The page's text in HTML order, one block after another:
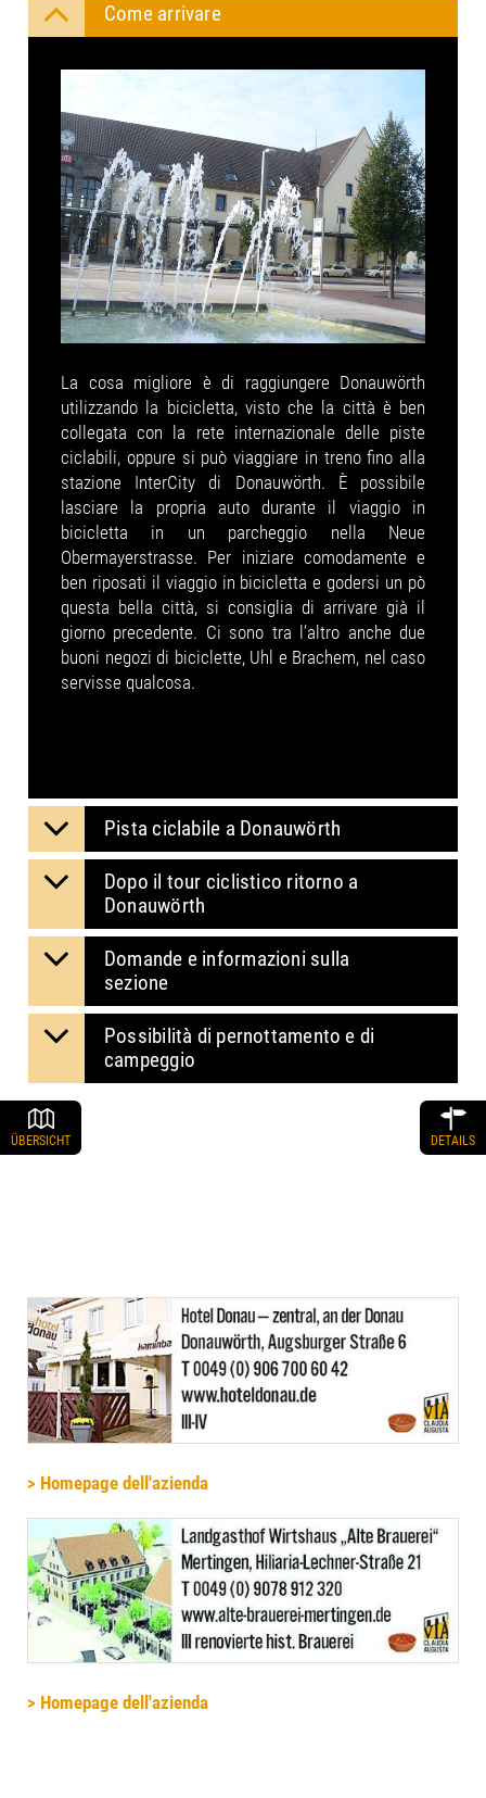
Come arrivare
La cosa migliore è di raggiungere Donauwörth
utilizzando la bicicletta, visto che la città è ben
collegata con la rete internazionale delle piste
ciclabili, oppure si può viaggiare in treno fino alla
stazione InterCity di Donauwörth. È possibile
lasciare la propria auto durante il viaggio in
bicicletta in un parcheggio nella Neue
Obermayerstrasse. Per iniziare comodamente e
ben riposati il viaggio in bicicletta e godersi un pò
questa bella città, si consiglia di arrivare già il
giorno precedente. Ci sono tra l’altro anche due
buoni negozi di biciclette, Uhl e Brachem, nel caso
servisse qualcosa.
Pista ciclabile a Donauwörth
Dopo il tour ciclistico ritorno a
Donauwörth
Domande e informazioni sulla
sezione
Possibilità di pernottamento e di
campeggio
ÜBERSICHT DETAILS
> Homepage dell'azienda
> Homepage dell'azienda